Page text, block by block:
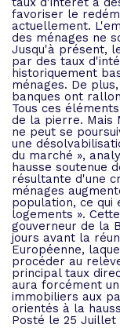
favoriser le
actuellement.
des ménages ne
Jusqu'à présent,
par des taux
historiquement
ménages. De
banques ont
Tous ces
de la pierre. Mais
ne peut se
une
du marché »,
hausse soutenue
résultante d'une
ménages
population, ce qui
logements ».
gouverneur de la
jours avant la
Européenne,
procéder au
principal taux
aura forcément
immobiliers aux
orientés à la
Posté le 25 Juillet